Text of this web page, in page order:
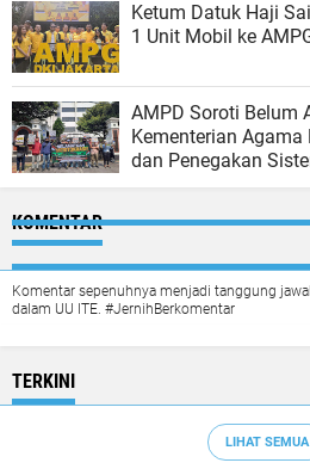
Ketum Datuk Haji
1 Unit Mobil ke
AMPD Soroti Belum
Kementerian Agama
dan Penegakan
KOMENTAR
Komentar sepenuhnya menjadi tanggung
dalam UU ITE. #JernihBerkomentar
TERKINI
LIHAT SEMUA